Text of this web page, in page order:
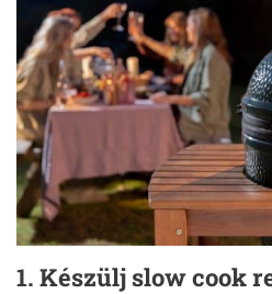
1. Készülj slow cook